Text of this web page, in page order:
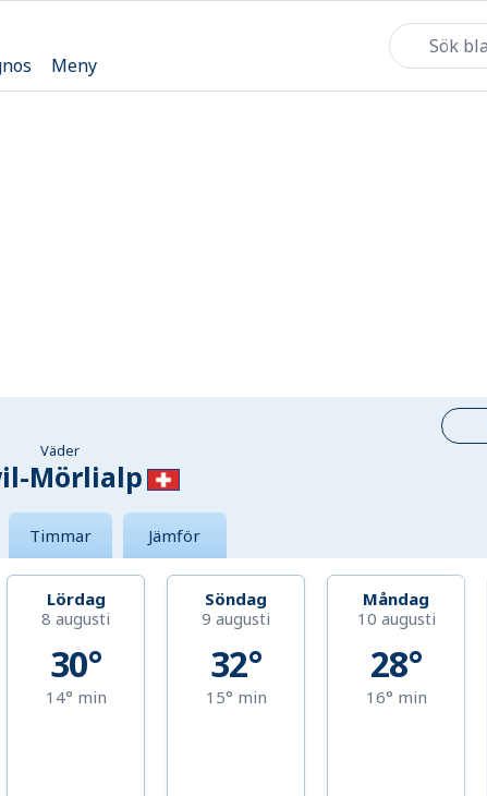
Meny
Väder
Mörlialp
Timmar Jämför
Lördag
8 augusti
30°
14° min
Söndag
9 augusti
32°
15° min
Måndag
10 augusti
28°
16° min